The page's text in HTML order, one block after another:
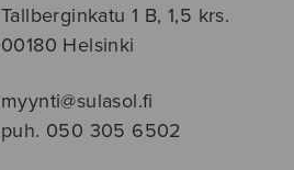
Tallberginkatu 1 B, 1,5 krs.
00180 Helsinki
myynti@sulasol.fi
puh. 050 305 6502